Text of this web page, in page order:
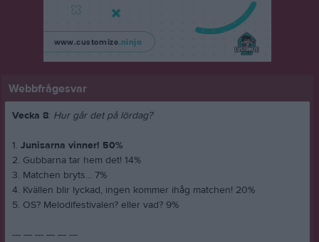
Webbfrågesvar
Vecka 8: Hur går det på lördag?
1. Junisarna vinner! 50%
2. Gubbarna tar hem det! 14%
3. Matchen bryts... 7%
4. Kvällen blir lyckad, ingen kommer ihåg matchen! 20%
5. OS? Melodifestivalen? eller vad? 9%
--- --- --- --- --- ---